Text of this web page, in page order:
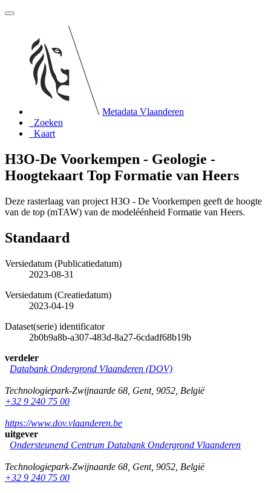
Metadata Vlaanderen
Zoeken
Kaart
H3O-De Voorkempen - Geologie -
Hoogtekaart Top Formatie van Heers
Deze rasterlaag van project H3O - De Voorkempen geeft de hoogte
van de top (mTAW) van de modeléénheid Formatie van Heers.
Standaard
Versiedatum (Publicatiedatum)
2023-08-31
Versiedatum (Creatiedatum)
2023-04-19
Dataset(serie) identificator
2b0b9a8b-a307-483d-8a27-6cdadf68b19b
verdeler
Databank Ondergrond Vlaanderen (DOV)
Technologiepark-Zwijnaarde 68 Gent, 9052 België
+32 9 240 75 00
https://www.dov.vlaanderen.be
uitgever
Ondersteunend Centrum Databank Ondergrond Vlaanderen
Technologiepark-Zwijnaarde 68 Gent, 9052 België
+32 9 240 75 00